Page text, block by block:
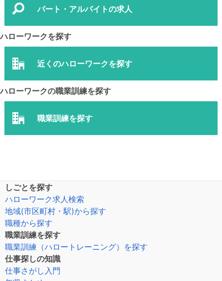
パート・アルバイトの求人
ハローワークを探す
近くのハローワークを探す
ハローワークの職業訓練を探す
職業訓練を探す
しごとを探す
ハローワーク求人検索
地域(市区町村・駅)から探す
職種から探す
職業訓練を探す
職業訓練（ハロートレーニング）を探す
仕事探しの知識
仕事さがし入門